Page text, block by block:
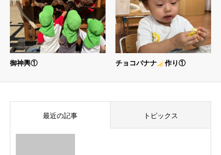
御神輿① チョコバナナ 作り①
最近の記事 トピックス